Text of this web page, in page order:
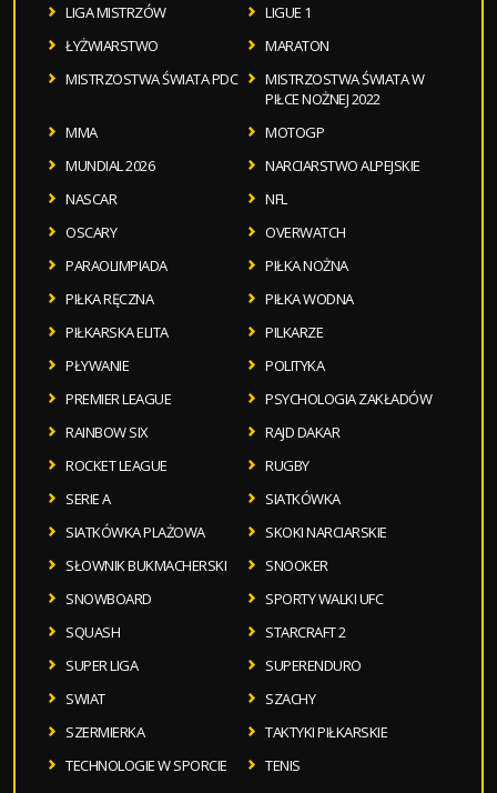
LIGA MISTRZÓW
LIGUE 1
ŁYŻWIARSTWO
MARATON
MISTRZOSTWA ŚWIATA PDC
MISTRZOSTWA ŚWIATA W
PIŁCE NOŻNEJ 2022
MMA
MOTOGP
MUNDIAL 2026
NARCIARSTWO ALPEJSKIE
NASCAR
NFL
OSCARY
OVERWATCH
PARAOLIMPIADA
PIŁKA NOŻNA
PIŁKA RĘCZNA
PIŁKA WODNA
PIŁKARSKA ELITA
PILKARZE
PŁYWANIE
POLITYKA
PREMIER LEAGUE
PSYCHOLOGIA ZAKŁADÓW
RAINBOW SIX
RAJD DAKAR
ROCKET LEAGUE
RUGBY
SERIE A
SIATKÓWKA
SIATKÓWKA PLAŻOWA
SKOKI NARCIARSKIE
SŁOWNIK BUKMACHERSKI
SNOOKER
SNOWBOARD
SPORTY WALKI UFC
SQUASH
STARCRAFT 2
SUPER LIGA
SUPERENDURO
SWIAT
SZACHY
SZERMIERKA
TAKTYKI PIŁKARSKIE
TECHNOLOGIE W SPORCIE
TENIS